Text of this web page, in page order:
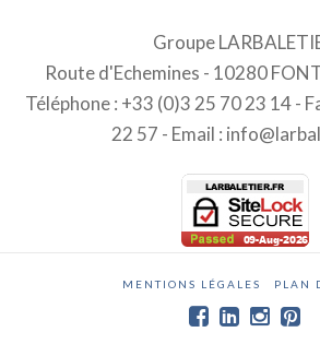
Groupe
Route d'Echemines - 10280
Téléphone : +33 (0)3 25 70 23 14 -
22 57 - Email :
MENTIONS LÉGALES PLAN